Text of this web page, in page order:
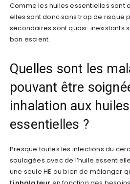
Comme les huiles essentielles sont
elles sont donc sans trop de risque
secondaires sont quasi-inexistants
bon escient.
Quelles sont les
pouvant être
inhalation aux huiles
essentielles ?
Presque toutes les infections du
soulagées avec de l’huile
une seule HE ou bien de mélanger